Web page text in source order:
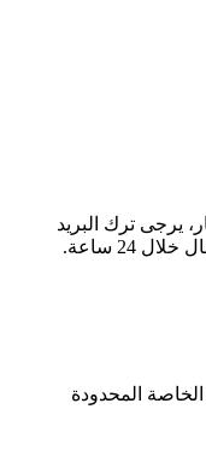
يرجى ترك البريد
24 ساعة.
المحدودة